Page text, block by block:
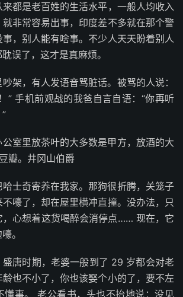
都是老百姓的生活水平，一般人均收入
非常容易出事，印度差不多就在那个警
，别人能有啥事。不少人天天盼着别人
误了，这才是真麻烦。
架，有人发语音骂脏话。被骂的人说：
” 手机前观战的我爸自言自语：“你再听
室里放茶叶的大多数是甲方，放酒的大
瓣。井冈山伯爵
士奇寄养在我家。那狗很折腾，关笼子
嚎了，却在屋里横冲直撞。没办法，只
，心想着这货喝醉会消停点…… 现在，它
。
盛唐时期，老婆一般到了 29 岁都会对老
也不小了，你也该娶个小的了，要不左
懂事。 老公看书，头也不抬地说：没见